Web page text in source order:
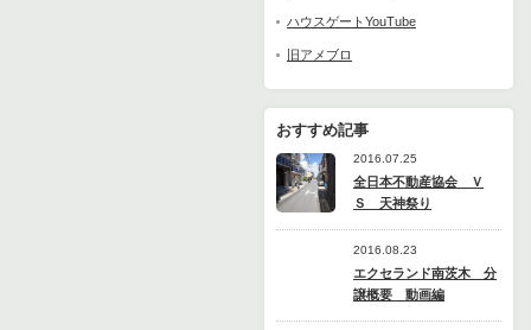
ハウスゲートYouTube
旧アメブロ
おすすめ記事
2016.07.25
全日本不動産協会 Ｖ
Ｓ 天神祭り
2016.08.23
エクセランド南茨木 分
譲概要 動画編